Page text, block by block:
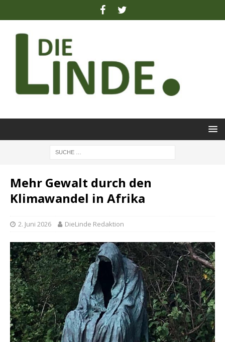
Mehr Gewalt durch den
Klimawandel in Afrika
2. Juni 2026 DieLinde Redaktion